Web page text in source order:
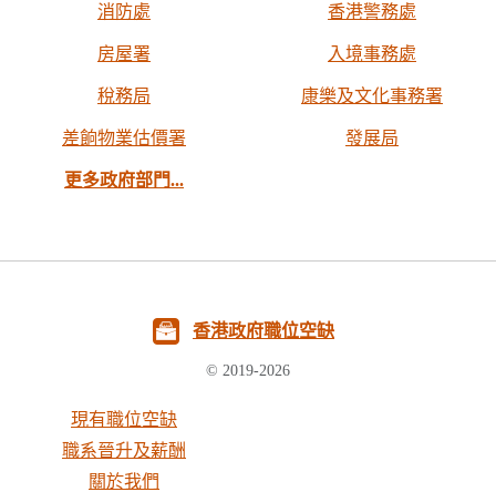
消防處 香港警務處
房屋署 入境事務處
稅務局 康樂及文化事務署
差餉物業估價署 發展局
更多政府部門...
香港政府職位空缺
© 2019-2026
現有職位空缺
職系晉升及薪酬
關於我們